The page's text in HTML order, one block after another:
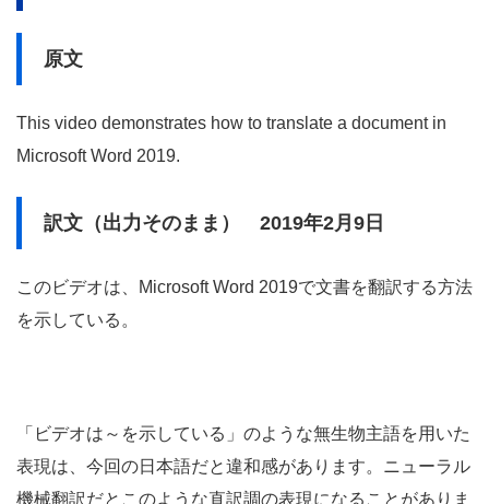
原文
This video demonstrates how to translate a document in
Microsoft Word 2019.
訳文（出力そのまま） 2019年2月9日
このビデオは、Microsoft Word 2019で文書を翻訳する方法
を示している。
「ビデオは～を示している」のような無生物主語を用いた
表現は、今回の日本語だと違和感があります。ニューラル
機械翻訳だとこのような直訳調の表現になることがありま